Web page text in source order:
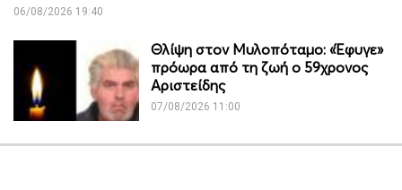
06/08/2026 19:40
Θλίψη στον Μυλοπόταμο: «Έφυγε»
πρόωρα από τη ζωή ο 59χρονος
Αριστείδης
07/08/2026 11:00